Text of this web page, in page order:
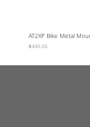
AT2XP Bike Metal
ราคา
฿490.00